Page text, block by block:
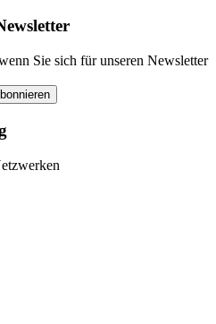
Sie sich für unseren Newsletter